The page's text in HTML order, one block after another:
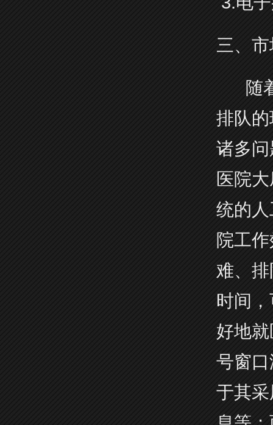
三、
随着
排队
诸多
医院
统的
院工
难、
时间
好地
号窗
于其